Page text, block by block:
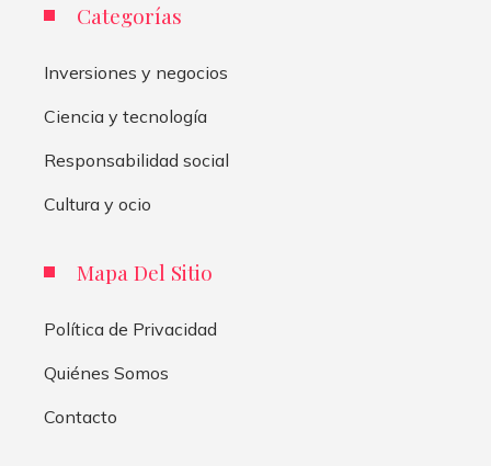
Categorías
Inversiones y negocios
Ciencia y tecnología
Responsabilidad social
Cultura y ocio
Mapa Del Sitio
Política de Privacidad
Quiénes Somos
Contacto